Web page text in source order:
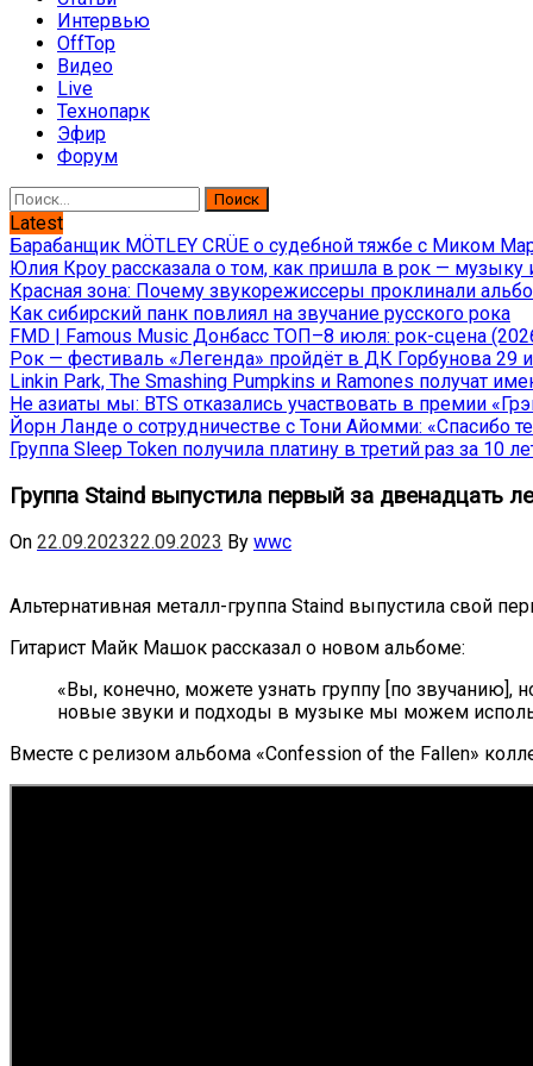
Интервью
OffTop
Видео
Live
Технопарк
Эфир
Форум
Найти:
Latest
Барабанщик MÖTLEY CRÜE о судебной тяжбе с Миком
Юлия Кроу рассказала о том, как пришла в рок — музыку
Красная зона: Почему звукорежиссеры проклинали
Как сибирский панк повлиял на звучание русского рока
FMD | Famous Music Донбасс ТОП–8 июля: рок-сцена
Рок — фестиваль «Легенда» пройдёт в ДК Горбунова 29 и
Linkin Park, The Smashing Pumpkins и Ramones получат
Не азиаты мы: BTS отказались участвовать в премии
Йорн Ланде о сотрудничестве с Тони Айомми: «Спасибо
Группа Sleep Token получила платину в третий раз за 10
Группа Staind выпустила первый за двенадцать
On 22.09.202322.09.2023 By wwc
Альтернативная металл-группа Staind выпустила свой
Гитарист Майк Машок рассказал о новом альбоме:
«Вы, конечно, можете узнать группу [по
новые звуки и подходы в музыке мы можем
Вместе с релизом альбома «Confession of the Fallen»